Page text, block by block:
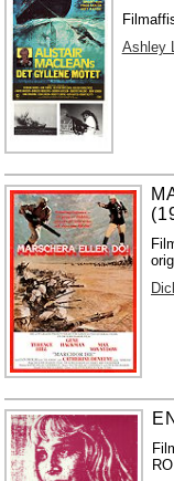
Ashley